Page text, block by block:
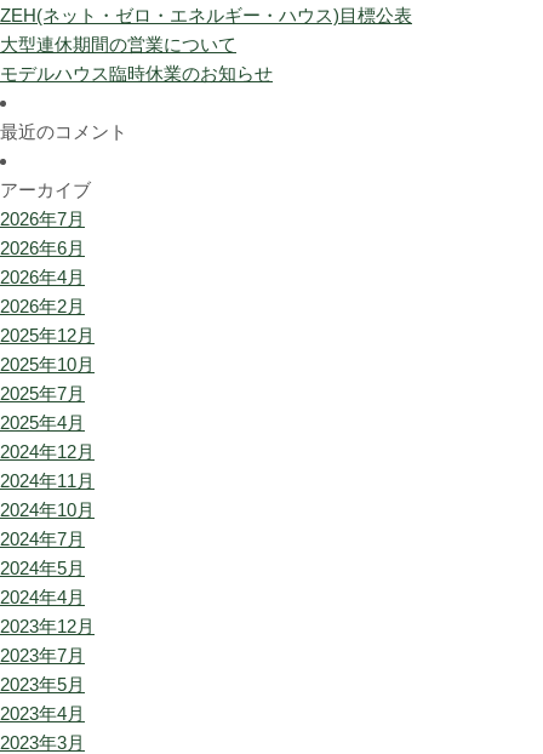
ZEH(ネット・ゼロ・エネルギー・ハウス)目標公表
大型連休期間の営業について
モデルハウス臨時休業のお知らせ
最近のコメント
アーカイブ
2026年7月
2026年6月
2026年4月
2026年2月
2025年12月
2025年10月
2025年7月
2025年4月
2024年12月
2024年11月
2024年10月
2024年7月
2024年5月
2024年4月
2023年12月
2023年7月
2023年5月
2023年4月
2023年3月